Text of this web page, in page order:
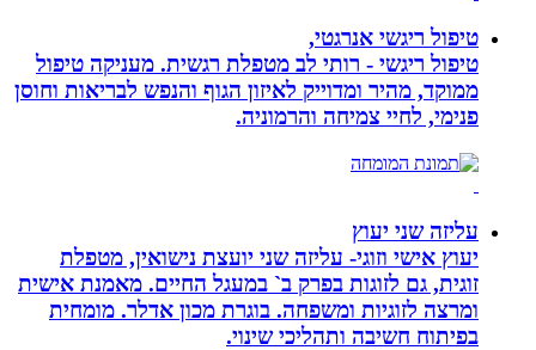
טיפול ריגשי אנרגטי,
טיפול ריגשי - רותי לב מטפלת רגשית. מעניקה טיפול
ממוקד, מהיר ומדוייק לאיזון הגוף והנפש לבריאות וחוסן
פנימי, לחיי צמיחה והרמוניה.
עליזה שני יעוץ
יעוץ אישי וזוגי- עליזה שני יועצת נישואין, מטפלת
זוגית, גם לזוגות בפרק ב` במעגל החיים. מאמנת אישית
ומרצה לזוגיות ומשפחה. בוגרת מכון אדלר. מומחית
בפיתוח חשיבה ותהליכי שינוי.